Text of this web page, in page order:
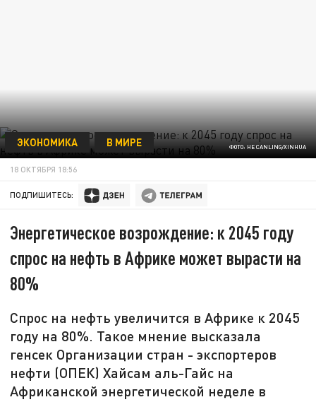
ФОТО: HE CANLING/XINHUA
ЭКОНОМИКА В МИРЕ
18 ОКТЯБРЯ 18:56
ПОДПИШИТЕСЬ:
Энергетическое возрождение: к 2045 году
спрос на нефть в Африке может вырасти на
80%
Спрос на нефть увеличится в Африке к 2045
году на 80%. Такое мнение высказала
генсек Организации стран - экспортеров
нефти (ОПЕК) Хайсам аль-Гайс на
Африканской энергетической неделе в